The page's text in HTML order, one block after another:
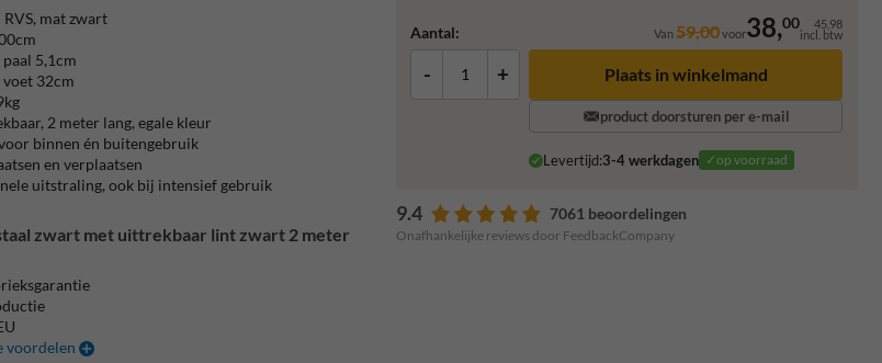
Aantal: Van59,00voor38,00 45,98
incl. btw
- + Plaats in winkelmand
product doorsturen per e-mail
Levertijd:3-4 werkdagen ✓op voorraad
9.4 7061 beoordelingen
Onafhankelijke reviews door FeedbackCompany
mat zwart
5,1cm
32cm
2 meter lang, egale kleur
binnen én buitengebruik
en verplaatsen
uitstraling, ook bij intensief gebruik
zwart met uittrekbaar lint zwart 2 meter
voordelen